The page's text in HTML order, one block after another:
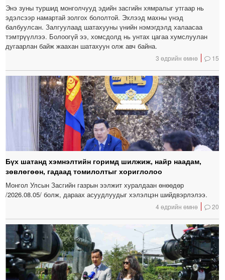
Энэ зуны туршид монголчууд эдийн засгийн хямралыг утгаар нь
эдэлсээр намартай золгох бололтой. Эхлээд махны үнэд
балбуулсан. Залгуулаад шатахууны үнийн нэмэгдэлд халаасаа
тэмтрүүллээ. Болоогүй ээ, хомсдолд нь унтах цагаа хумслуулан
дугаарлан байж жаахан шатахуун олж авч байна.
3 өдрийн өмнө 15
Бүх шатанд хэмнэлтийн горимд шилжиж, найр наадам,
зөвлөгөөн, гадаад томилолтыг хориглолоо
Монгол Улсын Засгийн газрын ээлжит хуралдаан өнөөдөр
/2026.08.05/ болж, дараах асуудлуудыг хэлэлцэн шийдвэрлэлээ.
4 өдрийн өмнө 20